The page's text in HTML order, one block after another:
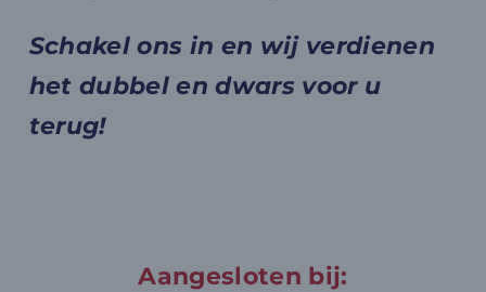
Schakel ons in en wij verdienen
het dubbel en dwars voor u
terug!
Aangesloten bij: